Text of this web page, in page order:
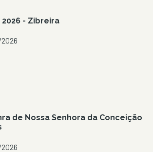
- Zibreira
de Nossa Senhora da Conceição